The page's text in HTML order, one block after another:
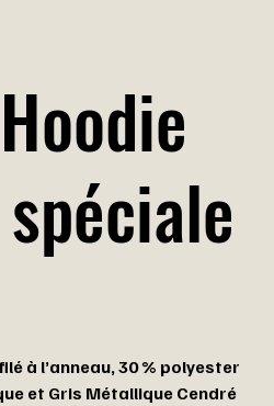
à l’anneau, 30 % polyester
et Gris Métallique Cendré